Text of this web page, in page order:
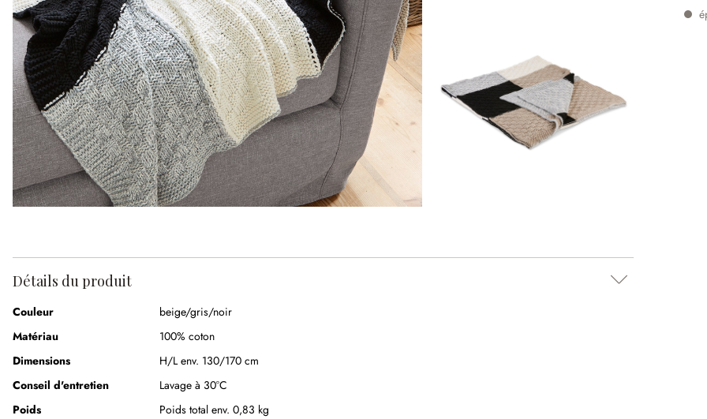
Détails du produit
Couleur
beige/gris/noir
Matériau
100% coton
Dimensions
H/L env. 130/170 cm
Conseil d'entretien
Lavage à 30°C
Poids
Poids total env. 0,83 kg